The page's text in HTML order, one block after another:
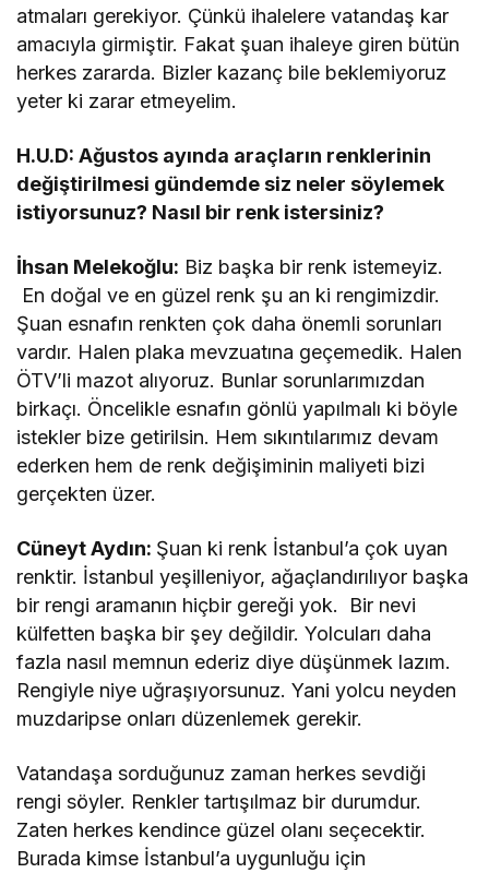
atmaları gerekiyor. Çünkü ihalelere vatandaş kar
amacıyla girmiştir. Fakat şuan ihaleye giren bütün
herkes zararda. Bizler kazanç bile beklemiyoruz
yeter ki zarar etmeyelim.
H.U.D: Ağustos ayında araçların renklerinin
değiştirilmesi gündemde siz neler söylemek
istiyorsunuz? Nasıl bir renk istersiniz?
İhsan Melekoğlu: Biz başka bir renk istemeyiz.
En doğal ve en güzel renk şu an ki rengimizdir.
Şuan esnafın renkten çok daha önemli sorunları
vardır. Halen plaka mevzuatına geçemedik. Halen
ÖTV’li mazot alıyoruz. Bunlar sorunlarımızdan
birkaçı. Öncelikle esnafın gönlü yapılmalı ki böyle
istekler bize getirilsin. Hem sıkıntılarımız devam
ederken hem de renk değişiminin maliyeti bizi
gerçekten üzer.
Cüneyt Aydın: Şuan ki renk İstanbul’a çok uyan
renktir. İstanbul yeşilleniyor, ağaçlandırılıyor başka
bir rengi aramanın hiçbir gereği yok. Bir nevi
külfetten başka bir şey değildir. Yolcuları daha
fazla nasıl memnun ederiz diye düşünmek lazım.
Rengiyle niye uğraşıyorsunuz. Yani yolcu neyden
muzdaripse onları düzenlemek gerekir.
Vatandaşa sorduğunuz zaman herkes sevdiği
rengi söyler. Renkler tartışılmaz bir durumdur.
Zaten herkes kendince güzel olanı seçecektir.
Burada kimse İstanbul’a uygunluğu için